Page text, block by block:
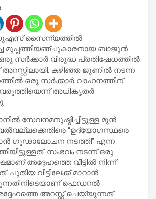
യുഎസ് സൈന്യത്തിൽ
മുപ്പത്തിയഞ്ചുകാരനായ ബാജുൻ
സർക്കാർ വിരുദ്ധ പ്രതിഷേധത്തിൽ
കഴിഞ്ഞ ജൂണിൽ നടന്ന
ഒരു സർക്കാർ വാഹനത്തിന്
അധികൃതർ
സേവനമനുഷ്ഠിച്ചിട്ടുള്ള മുൻ
“ഉദ്യോഗസ്ഥരെ
ഗൂഢാലോചന നടത്തി” എന്ന
സംഭവം നടന്ന് ഒരു
അദ്ദേഹത്തെ വീട്ടിൽ നിന്ന്
പുതിയ വീട്ടിലേക്ക് മാറാൻ
ഫെഡറൽ
അറസ്റ്റ് ചെയ്യുന്നത്.